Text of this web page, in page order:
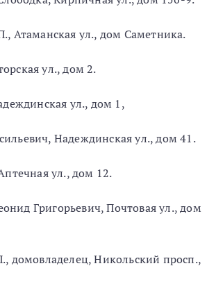
Атаманская ул., дом Саметника.
ул., дом 2.
ул., дом 1,
Надеждинская ул., дом 41.
ул., дом 12.
Григорьевич, Почтовая ул., дом
домовладелец, Никольский просп.,